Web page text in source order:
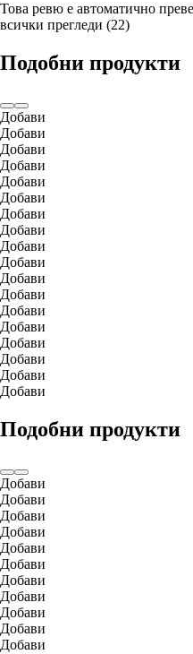
Това ревю е автоматично
всички прегледи (22)
Подобни продукти
Добави
Добави
Добави
Добави
Добави
Добави
Добави
Добави
Добави
Добави
Добави
Добави
Добави
Добави
Добави
Добави
Добави
Добави
Подобни продукти
Добави
Добави
Добави
Добави
Добави
Добави
Добави
Добави
Добави
Добави
Добави